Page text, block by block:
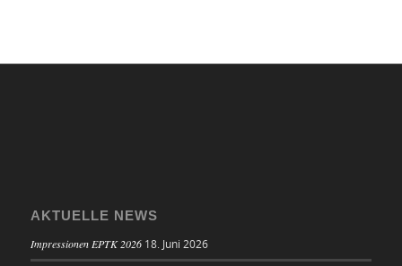
AKTUELLE NEWS
Impressionen EPTK 2026 18. Juni 2026